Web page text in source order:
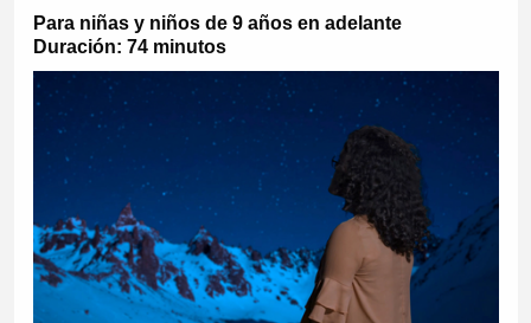
Para niñas y niños de 9 años en adelante
Duración: 74 minutos